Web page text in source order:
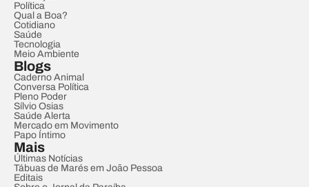
Política
Qual a Boa?
Cotidiano
Saúde
Tecnologia
Meio Ambiente
Blogs
Caderno Animal
Conversa Política
Pleno Poder
Sílvio Osias
Saúde Alerta
Mercado em Movimento
Papo Íntimo
Mais
Últimas Notícias
Tábuas de Marés em João Pessoa
Editais